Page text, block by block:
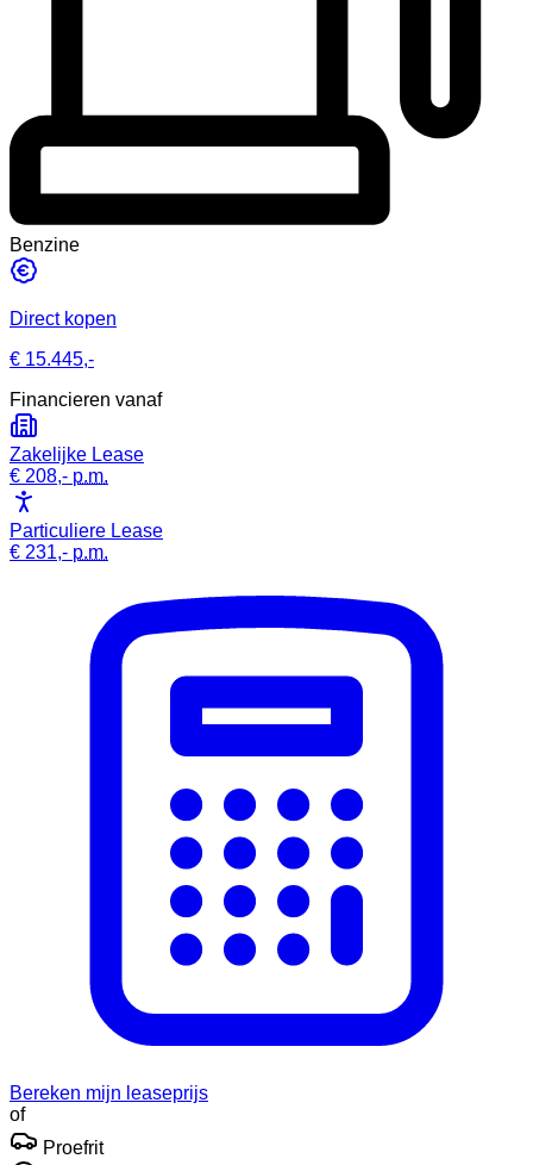
Benzine
Direct kopen
€ 15.445,-
Financieren vanaf
Zakelijke Lease
€ 208,- p.m.
Particuliere Lease
€ 231,- p.m.
Bereken mijn leaseprijs
of
Proefrit